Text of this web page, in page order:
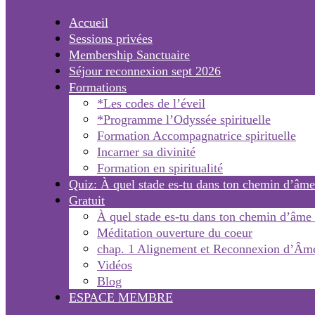
Accueil
Sessions privées
Membership Sanctuaire
Séjour reconnexion sept 2026
Formations
*Les codes de l’éveil
*Programme l’Odyssée spirituelle
Formation Accompagnatrice spirituelle
Incarner sa divinité
Formation en spiritualité
Quiz: À quel stade es-tu dans ton chemin
Gratuit
À quel stade es-tu dans ton chemin d’âme
Méditation ouverture du coeur
chap. 1 Alignement et Reconnexion
Vidéos
Blog
ESPACE MEMBRE